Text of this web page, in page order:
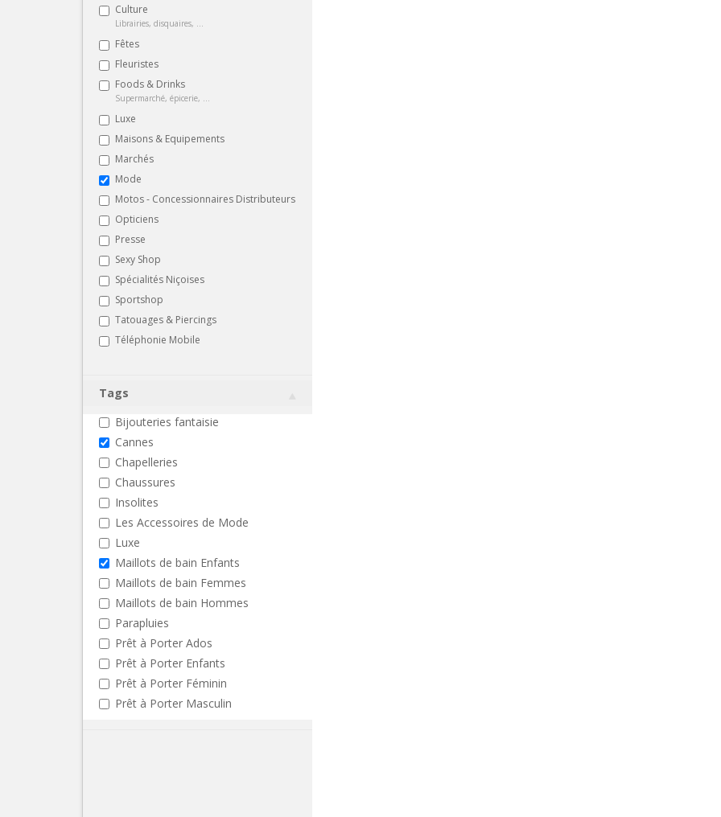
Culture
Librairies, disquaires, ...
Fêtes
Fleuristes
Foods & Drinks
Supermarché, épicerie, ...
Luxe
Maisons & Equipements
Marchés
Mode
Motos - Concessionnaires Distributeurs
Opticiens
Presse
Sexy Shop
Spécialités Niçoises
Sportshop
Tatouages & Piercings
Téléphonie Mobile
Tags
Bijouteries fantaisie
Cannes
Chapelleries
Chaussures
Insolites
Les Accessoires de Mode
Luxe
Maillots de bain Enfants
Maillots de bain Femmes
Maillots de bain Hommes
Parapluies
Prêt à Porter Ados
Prêt à Porter Enfants
Prêt à Porter Féminin
Prêt à Porter Masculin